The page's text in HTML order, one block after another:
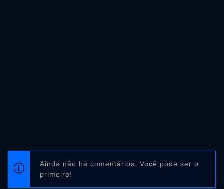
Ainda não há comentários. Você pode ser o
primeiro!